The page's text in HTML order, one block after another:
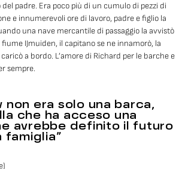
del padre. Era poco più di un cumulo di pezzi di
e innumerevoli ore di lavoro, padre e figlio la
una nave mercantile di passaggio la avvistò
IJmuiden, il capitano se ne innamorò, la
a bordo. L’amore di Richard per le barche e
sempre.
non era solo una barca,
che ha acceso una
avrebbe definito il futuro
famiglia”